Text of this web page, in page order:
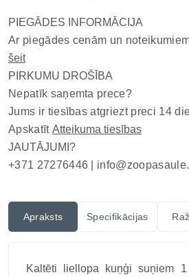
PIEGĀDES INFORMĀCIJA
Ar piegādes cenām un
šeit
PIRKUMU DROŠĪBA
Nepatīk saņemta prece?
Jums ir tiesības atgriezt preci 14
Apskatīt Atteikuma tiesības
JAUTĀJUMI?
+371 27276446 |
Apraksts Specifikācijas
Kaltēti liellopa kuņģi suņiem